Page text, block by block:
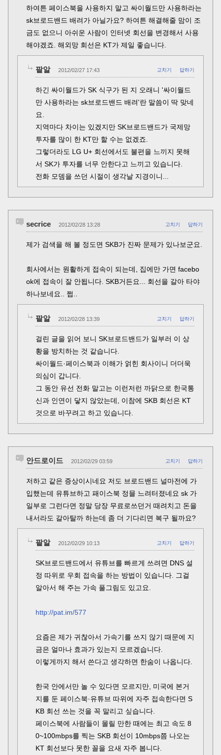
하여튼 페이스북을 사용하지 말고 싸이월드만 사용하라는
sk브로드밴드 배려가 아닐가요? 하여튼 해결해줄 맘이 조
금도 없으니 아쉬운 사람이 인터넷 회선을 변경해서 사용
해야겠죠. 해외망 회선은 KT가 제일 좋습니다.
팥알 2012/02/27 17:43 고치기 답하기
하긴 싸이월드가 SK 식구가 된 지 오래니 '싸이월드
만 사용하라는 sk브로드밴드 배려'란 말씀이 딱 맞네
요.
지역마다 차이는 있겠지만 SK브로드밴드가 국제망
투자를 많이 한 KT만 할 수는 없겠죠.
그렇더라도 LG U+ 회선에서도 불편을 느끼지 못해
서 SK가 투자를 너무 안한다고 느끼고 있습니다.
전화 모뎀을 쓰던 시절이 생각날 지경이니...
secrice 2012/02/28 13:28 고치기 답하기
제가 검색을 해 볼 정도면 SKB가 진짜 문제가 있나보군요.
회사에서는 원활하게 접속이 되는데, 집에만 가면 facebo
ok에 접속이 잘 안됩니다. SKB거든요... 회선을 갈아 타야
하나보네요.. 쩝..
팥알 2012/02/28 13:39 고치기 답하기
걸린 글을 읽어 보니 SK브로드밴드가 일부러 이 상
황을 방치하는 것 같습니다.
싸이월드·페이스북과 이해가 얽힌 회사이니 더더욱
의심이 갑니다.
그 동안 유선 전화 말고는 이런저런 까닭으로 한국통
신과 인연이 닿지 않았는데, 이참에 SKB 회선은 KT
것으로 바꾸려고 하고 있습니다.
안드로이드 2012/02/29 03:59 고치기 답하기
저하고 같은 증상이시네요 저도 브로드밴드 널마전에 가
입했는데 유튜브하고 패이스북 정믈 느려터졌네요 sk 가
일부로 그런다면 정말 당장 무료로쓰던거 때려치고 돈을
내서라도 갈아탈까 하는데 좀 더 기다리면 복구 될까요?
팥알 2012/02/29 10:13 고치기 답하기
SK브로드밴드에서 유튜브를 빠르게 쓰려면 DNS 설
정 따위로 우회 접속을 하는 방법이 있습니다. 그걸
알아서 해 주는 가속 풀그림도 있고요.
http://pat.im/577
요즘은 제가 귀찮아서 가속기를 쓰지 않기 때문에 지
금은 얼마나 효과가 있는지 모르겠습니다.
이렇게까지 해서 쓴다고 생각하면 한숨이 나옵니다.
한국 안에서만 놀 수 있다면 모르지만, 미국에 본거
지를 둔 페이스북·유튜브 따위에 자주 접속한다면 S
KB 회선 쓰는 것을 꼭 말리고 싶습니다.
페이스북에 사람들이 몰릴 만한 때에는 최고 속도 8
0~100mbps를 찍는 SKB 회선이 10mbps쯤 나오는
KT 회선보다 못한 꼴을 요새 자주 봅니다.